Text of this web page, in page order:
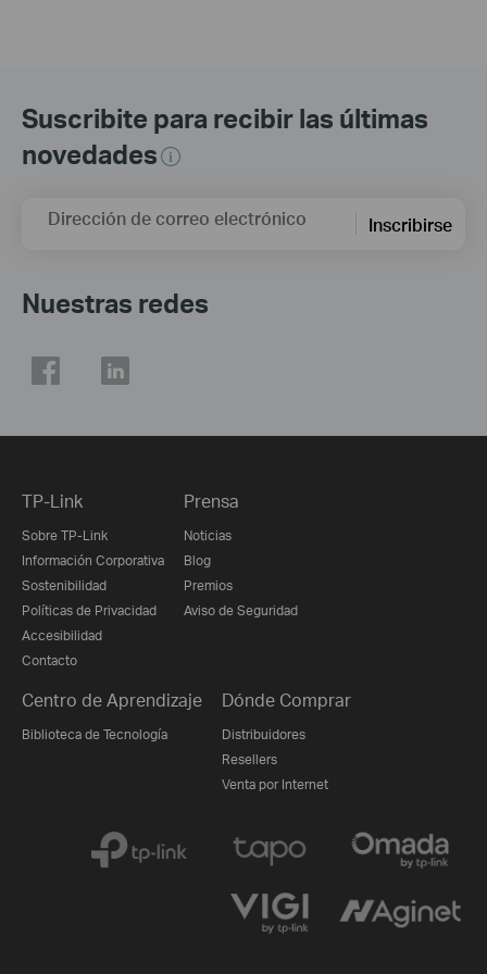
Suscribite para recibir las últimas
novedades
Dirección de correo electrónico Inscribirse
Nuestras redes
TP-Link
Sobre TP-Link
Información Corporativa
Sostenibilidad
Políticas de Privacidad
Accesibilidad
Contacto
Prensa
Noticias
Blog
Premios
Aviso de Seguridad
Centro de Aprendizaje
Biblioteca de Tecnología
Dónde Comprar
Distribuidores
Resellers
Venta por Internet